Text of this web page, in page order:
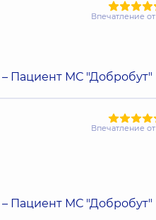
Впечатление
– Пациент МС "Добробут"
Впечатление
– Пациент МС "Добробут"